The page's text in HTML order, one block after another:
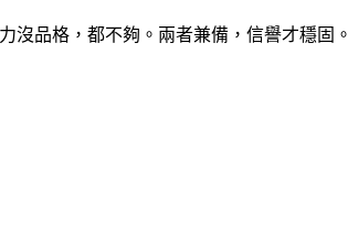
品格，都不夠。兩者兼備，信譽才穩固。